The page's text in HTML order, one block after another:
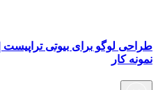
طراحی لوگو برای بیوتی
نمونه کار